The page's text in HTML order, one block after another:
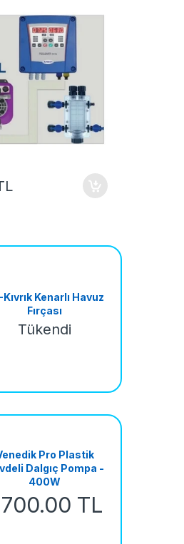
Kenarlı Havuz
Fırçası
Tükendi
Pro Plastik
Dalgıç Pompa -
400W
TL